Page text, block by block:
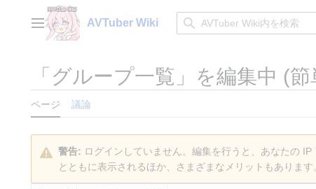
メインメニューAVTuber Wiki
「 グループ一覧 」を編集中 (
ページ 議論
警告: ログインしていません。編集を行うと、あなたの IP
とともに表示されるほか、さまざまなメリットもあります